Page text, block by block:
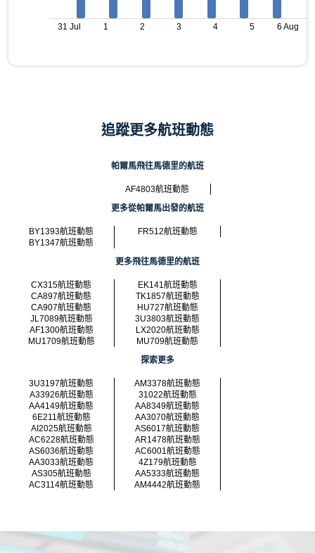
31 Jul 1 2 3 4 5 6 Aug
追蹤更多航班動態
帕爾馬飛往馬德里的航班
AF4803航班動態
更多從帕爾馬出發的航班
BY1393航班動態
FR512航班動態
BY1347航班動態
更多飛往馬德里的航班
CX315航班動態
EK141航班動態
CA897航班動態
TK1857航班動態
CA907航班動態
HU727航班動態
JL7089航班動態
3U3803航班動態
AF1300航班動態
LX2020航班動態
MU1709航班動態
MU709航班動態
探索更多
3U3197航班動態
AM3378航班動態
A33926航班動態
31022航班動態
AA4149航班動態
AA8349航班動態
6E211航班動態
AA3070航班動態
AI2025航班動態
AS6017航班動態
AC6228航班動態
AR1478航班動態
AS6036航班動態
AC6001航班動態
AA3033航班動態
4Z179航班動態
AS305航班動態
AA5333航班動態
AC3114航班動態
AM4442航班動態